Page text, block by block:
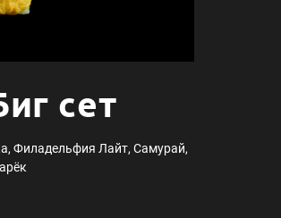
сет
Филадельфия Лайт, Самурай,